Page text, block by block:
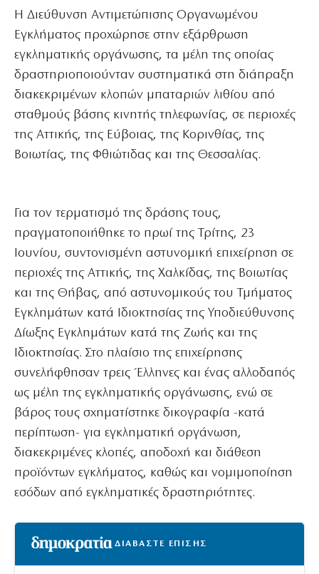
Η Διεύθυνση Αντιμετώπισης Οργανωμένου
Εγκλήματος προχώρησε στην εξάρθρωση
εγκληματικής οργάνωσης, τα μέλη της οποίας
δραστηριοποιούνταν συστηματικά στη διάπραξη
διακεκριμένων κλοπών μπαταριών λιθίου από
σταθμούς βάσης κινητής τηλεφωνίας, σε περιοχές
της Αττικής, της Εύβοιας, της Κορινθίας, της
Βοιωτίας, της Φθιώτιδας και της Θεσσαλίας.
Για τον τερματισμό της δράσης τους,
πραγματοποιήθηκε το πρωί της Τρίτης, 23
Ιουνίου, συντονισμένη αστυνομική επιχείρηση σε
περιοχές της Αττικής, της Χαλκίδας, της Βοιωτίας
και της Θήβας, από αστυνομικούς του Τμήματος
Εγκλημάτων κατά Ιδιοκτησίας της Υποδιεύθυνσης
Δίωξης Εγκλημάτων κατά της Ζωής και της
Ιδιοκτησίας. Στο πλαίσιο της επιχείρησης
συνελήφθησαν τρεις Έλληνες και ένας αλλοδαπός
ως μέλη της εγκληματικής οργάνωσης, ενώ σε
βάρος τους σχηματίστηκε δικογραφία -κατά
περίπτωση- για εγκληματική οργάνωση,
διακεκριμένες κλοπές, αποδοχή και διάθεση
προϊόντων εγκλήματος, καθώς και νομιμοποίηση
εσόδων από εγκληματικές δραστηριότητες.
ΔΙΑΒΑΣΤΕ ΕΠΙΣΗΣ